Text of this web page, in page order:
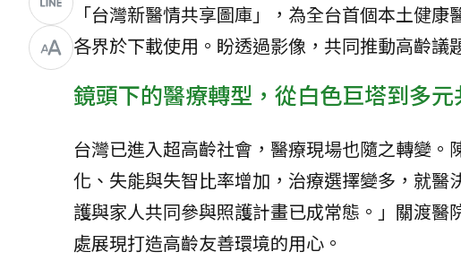
「台灣新醫情共享圖庫」，為全台首個本土健
各界於下載使用。盼透過影像，共同推動高齡議
鏡頭下的醫療轉型，從白色巨塔到多元
台灣已進入超高齡社會，醫療現場也隨之轉變
化、失能與失智比率增加，治療選擇變多，就
護與家人共同參與照護計畫已成常態。」關渡
處展現打造高齡友善環境的用心。